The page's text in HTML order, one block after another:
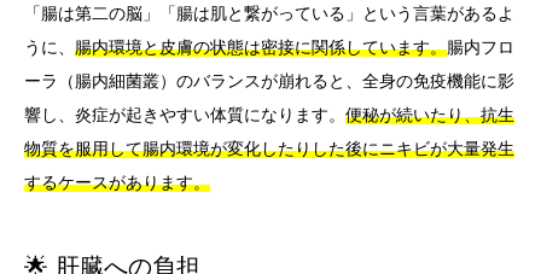
「腸は第二の脳」「腸は肌と繋がっている」という言葉があるよ
うに、 腸内環境と皮膚の状態は密接に関係しています。腸内フロ
ーラ（腸内細菌叢）のバランスが崩れると、全身の免疫機能に影
響し、炎症が起きやすい体質になります。 便秘が続いたり、抗生
物質を服用して腸内環境が変化したりした後にニキビが大量発生
するケースがあります。
🌟 肝臓への負担